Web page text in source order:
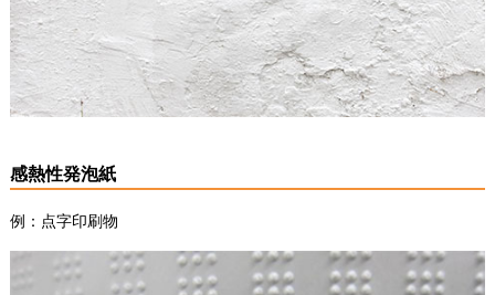
感熱性発泡紙
例：点字印刷物